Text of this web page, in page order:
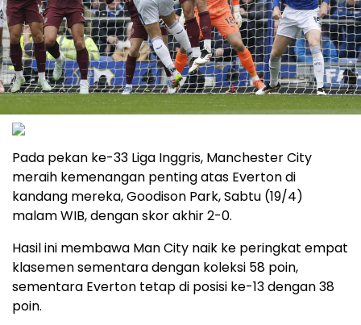
Pada pekan ke-33 Liga Inggris, Manchester City
meraih kemenangan penting atas Everton di
kandang mereka, Goodison Park, Sabtu (19/4)
malam WIB, dengan skor akhir 2-0.
Hasil ini membawa Man City naik ke peringkat empat
klasemen sementara dengan koleksi 58 poin,
sementara Everton tetap di posisi ke-13 dengan 38
poin.